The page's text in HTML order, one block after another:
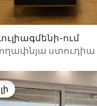
ում
ստուդիա
լավագույն տները